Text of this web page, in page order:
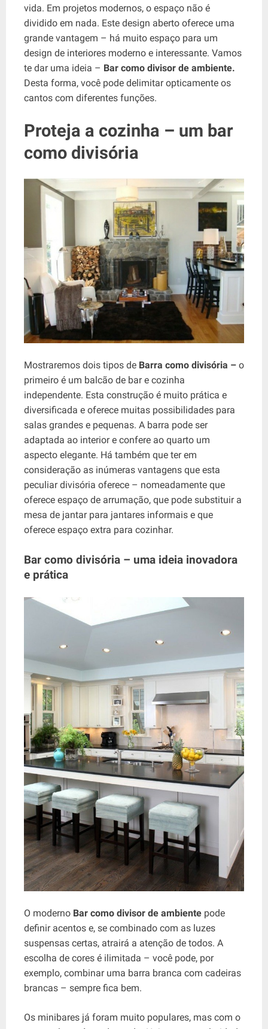
vida. Em projetos modernos, o espaço não é
dividido em nada. Este design aberto oferece uma
grande vantagem – há muito espaço para um
design de interiores moderno e interessante. Vamos
te dar uma ideia – Bar como divisor de ambiente.
Desta forma, você pode delimitar opticamente os
cantos com diferentes funções.
Proteja a cozinha – um bar
como divisória
Mostraremos dois tipos de Barra como divisória – o
primeiro é um balcão de bar e cozinha
independente. Esta construção é muito prática e
diversificada e oferece muitas possibilidades para
salas grandes e pequenas. A barra pode ser
adaptada ao interior e confere ao quarto um
aspecto elegante. Há também que ter em
consideração as inúmeras vantagens que esta
peculiar divisória oferece – nomeadamente que
oferece espaço de arrumação, que pode substituir a
mesa de jantar para jantares informais e que
oferece espaço extra para cozinhar.
Bar como divisória – uma ideia inovadora
e prática
O moderno Bar como divisor de ambiente pode
definir acentos e, se combinado com as luzes
suspensas certas, atrairá a atenção de todos. A
escolha de cores é ilimitada – você pode, por
exemplo, combinar uma barra branca com cadeiras
brancas – sempre fica bem.
Os minibares já foram muito populares, mas com o